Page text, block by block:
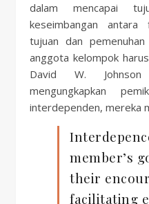
dalam mencapai
keseimbangan antara
tujuan dan
anggota kelompok
David W.
mengungkapkan
interdependen, mereka
member’s
their
facilitating